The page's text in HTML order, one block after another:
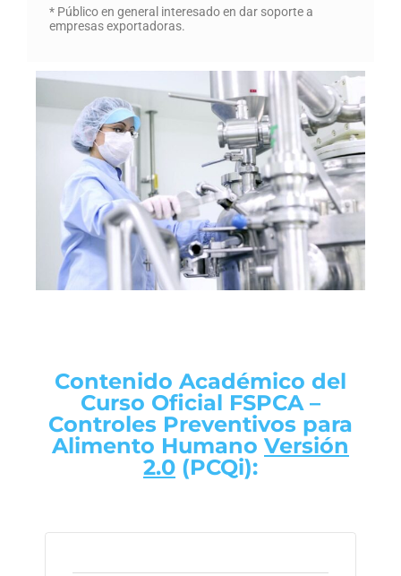
* Público en general interesado en dar soporte a
empresas exportadoras.
Contenido Académico del
Curso Oficial FSPCA –
Controles Preventivos para
Alimento Humano Versión
2.0 (PCQi):